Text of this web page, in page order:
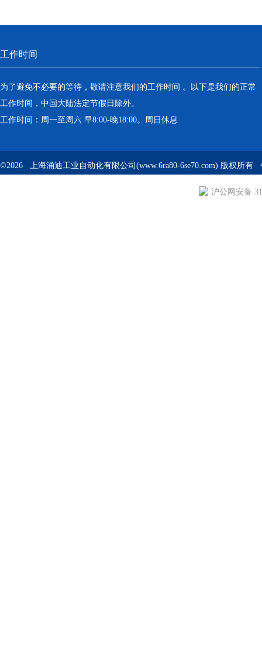
工作时间
为了避免不必要的等待，敬请注意我们的工作时间 。以下是我们的正常
工作时间，中国大陆法定节假日除外。
工作时间：周一至周六 早8:00-晚18:00。周日休息
©2026 上海涌迪工业自动化有限公司(www.6ra80-6se70.com) 版权所有
沪公网安备